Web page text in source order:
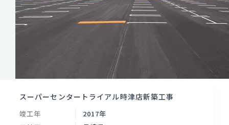
スーパーセンタートライアル時津店新築工事
竣工年
2017年